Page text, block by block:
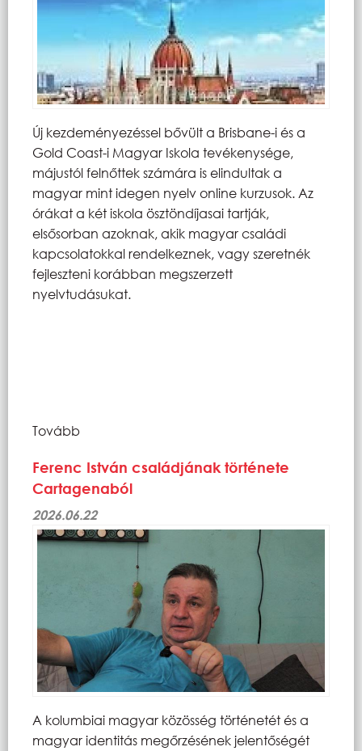
Új kezdeményezéssel bővült a Brisbane-i és a
Gold Coast-i Magyar Iskola tevékenysége,
májustól felnőttek számára is elindultak a
magyar mint idegen nyelv online kurzusok. Az
órákat a két iskola ösztöndíjasai tartják,
elsősorban azoknak, akik magyar családi
kapcsolatokkal rendelkeznek, vagy szeretnék
fejleszteni korábban megszerzett
nyelvtudásukat.
Tovább
Ferenc István családjának története
Cartagenaból
2026.06.22
A kolumbiai magyar közösség történetét és a
magyar identitás megőrzésének jelentőségét